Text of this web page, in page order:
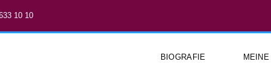
10 10
BIOGRAFIE